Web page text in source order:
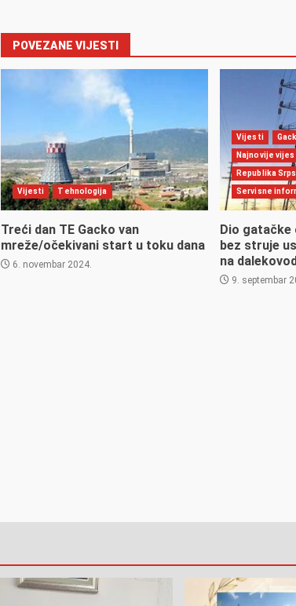
POVEZANE VIJESTI
Vijesti Tehnologija
Treći dan TE Gacko van
mreže/očekivani start u toku dana
6. novembar 2024.
Vijesti
Najnovije
Republika
Servisne
Dio
bez struje
na
9. septembar